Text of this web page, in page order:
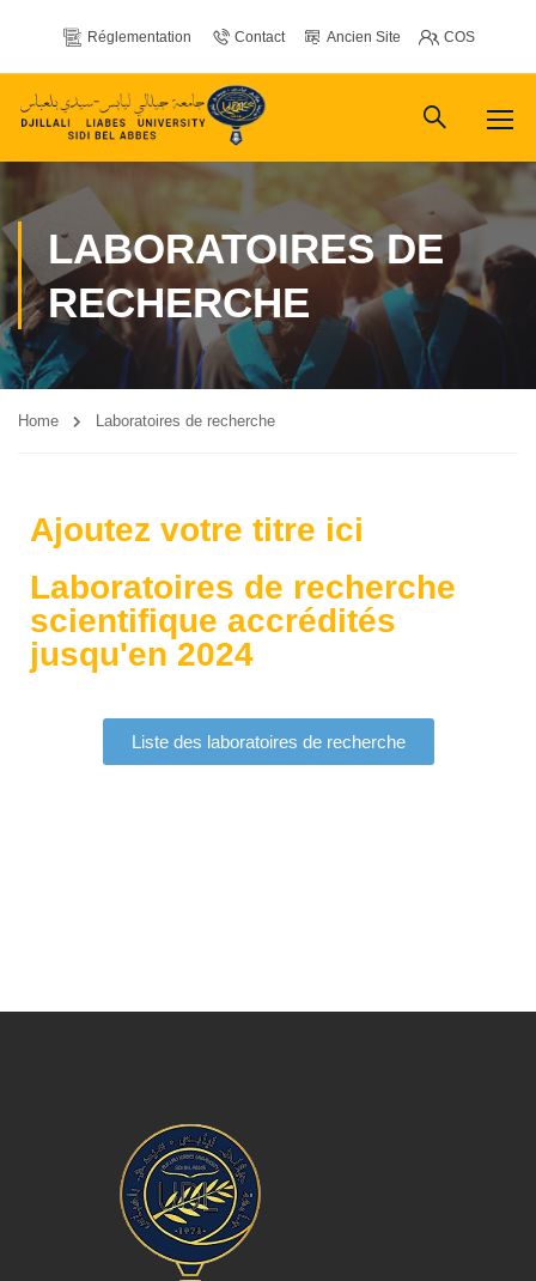
Réglementation Contact Ancien Site COS
LABORATOIRES DE
RECHERCHE
Home Laboratoires de recherche
Ajoutez votre titre ici
Laboratoires de recherche
scientifique accrédités
jusqu'en 2024
Liste des laboratoires de recherche